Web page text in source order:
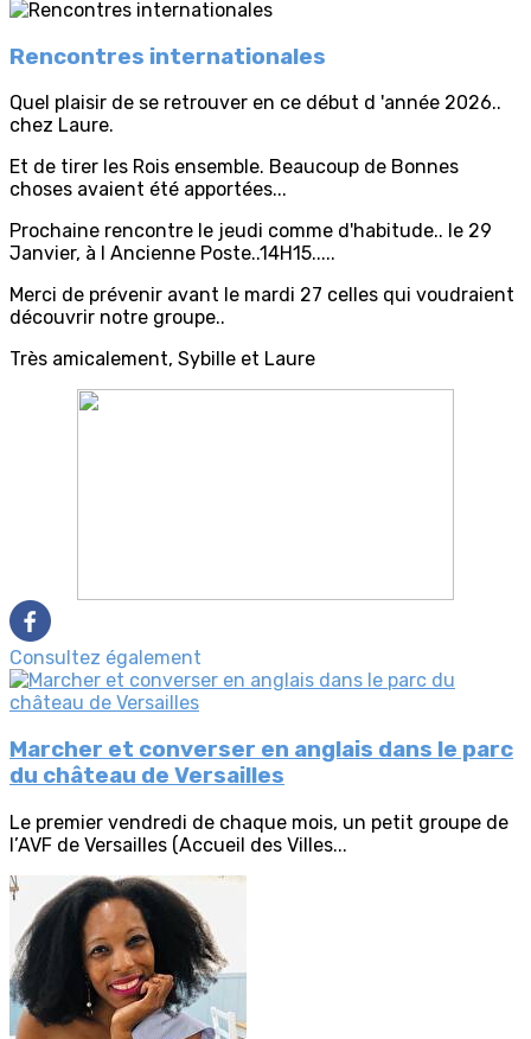
Rencontres internationales
Quel plaisir de se retrouver en ce début d 'année 2026..
chez Laure.
Et de tirer les Rois ensemble. Beaucoup de Bonnes
choses avaient été apportées...
Prochaine rencontre le jeudi comme d'habitude.. le 29
Janvier, à l Ancienne Poste..14H15.....
Merci de prévenir avant le mardi 27 celles qui voudraient
découvrir notre groupe..
Très amicalement, Sybille et Laure
Consultez également
Marcher et converser en anglais dans le parc
du château de Versailles
Le premier vendredi de chaque mois, un petit groupe de
l’AVF de Versailles (Accueil des Villes...